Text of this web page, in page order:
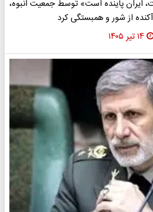
ایران پاینده است» توسط جمعیت انبوه،
از شور و همبستگی کرد
۱۴ تیر ۱۴۰۵